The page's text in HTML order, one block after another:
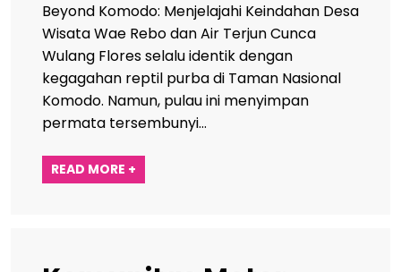
Beyond Komodo: Menjelajahi Keindahan Desa
Wisata Wae Rebo dan Air Terjun Cunca
Wulang Flores selalu identik dengan
kegagahan reptil purba di Taman Nasional
Komodo. Namun, pulau ini menyimpan
permata tersembunyi…
READ MORE +